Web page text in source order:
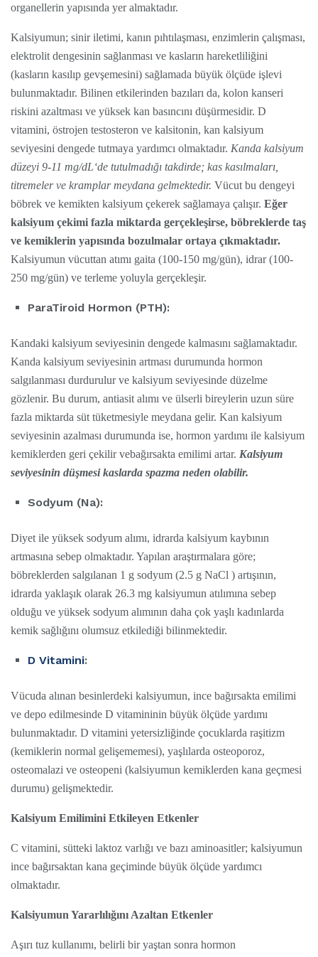
organellerin yapısında yer almaktadır.
Kalsiyumun; sinir iletimi, kanın pıhtılaşması, enzimlerin çalışması,
elektrolit dengesinin sağlanması ve kasların hareketliliğini
(kasların kasılıp gevşemesini) sağlamada büyük ölçüde işlevi
bulunmaktadır. Bilinen etkilerinden bazıları da, kolon kanseri
riskini azaltması ve yüksek kan basıncını düşürmesidir. D
vitamini, östrojen testosteron ve kalsitonin, kan kalsiyum
seviyesini dengede tutmaya yardımcı olmaktadır. Kanda kalsiyum
düzeyi 9-11 mg/dL‘de tutulmadığı takdirde; kas kasılmaları,
titremeler ve kramplar meydana gelmektedir. Vücut bu dengeyi
böbrek ve kemikten kalsiyum çekerek sağlamaya çalışır. Eğer
kalsiyum çekimi fazla miktarda gerçekleşirse, böbreklerde taş
ve kemiklerin yapısında bozulmalar ortaya çıkmaktadır.
Kalsiyumun vücuttan atımı gaita (100-150 mg/gün), idrar (100-
250 mg/gün) ve terleme yoluyla gerçekleşir.
ParaTiroid Hormon (PTH):
Kandaki kalsiyum seviyesinin dengede kalmasını sağlamaktadır.
Kanda kalsiyum seviyesinin artması durumunda hormon
salgılanması durdurulur ve kalsiyum seviyesinde düzelme
gözlenir. Bu durum, antiasit alımı ve ülserli bireylerin uzun süre
fazla miktarda süt tüketmesiyle meydana gelir. Kan kalsiyum
seviyesinin azalması durumunda ise, hormon yardımı ile kalsiyum
kemiklerden geri çekilir vebağırsakta emilimi artar. Kalsiyum
seviyesinin düşmesi kaslarda spazma neden olabilir.
Sodyum (Na):
Diyet ile yüksek sodyum alımı, idrarda kalsiyum kaybının
artmasına sebep olmaktadır. Yapılan araştırmalara göre;
böbreklerden salgılanan 1 g sodyum (2.5 g NaCl ) artışının,
idrarda yaklaşık olarak 26.3 mg kalsiyumun atılımına sebep
olduğu ve yüksek sodyum alımının daha çok yaşlı kadınlarda
kemik sağlığını olumsuz etkilediği bilinmektedir.
D Vitamini:
Vücuda alınan besinlerdeki kalsiyumun, ince bağırsakta emilimi
ve depo edilmesinde D vitamininin büyük ölçüde yardımı
bulunmaktadır. D vitamini yetersizliğinde çocuklarda raşitizm
(kemiklerin normal gelişememesi), yaşlılarda osteoporoz,
osteomalazi ve osteopeni (kalsiyumun kemiklerden kana geçmesi
durumu) gelişmektedir.
Kalsiyum Emilimini Etkileyen Etkenler
C vitamini, sütteki laktoz varlığı ve bazı aminoasitler; kalsiyumun
ince bağırsaktan kana geçiminde büyük ölçüde yardımcı
olmaktadır.
Kalsiyumun Yararlılığını Azaltan Etkenler
Aşırı tuz kullanımı, belirli bir yaştan sonra hormon